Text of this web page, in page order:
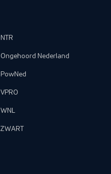
NTR
Ongehoord Nederland
PowNed
VPRO
WNL
ZWART